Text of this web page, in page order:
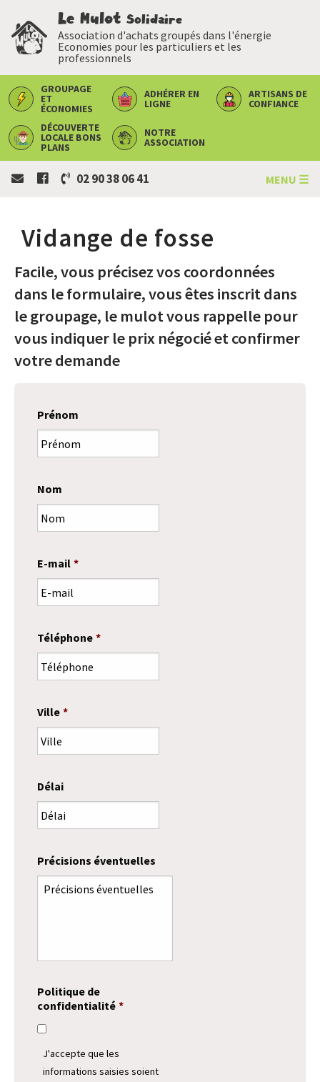
Le Mulot Solidaire
Association d'achats groupés dans l'énergie
Economies pour les particuliers et les
professionnels
GROUPAGE
ET
ÉCONOMIES
ADHÉRER EN
LIGNE
ARTISANS DE
CONFIANCE
DÉCOUVERTE
LOCALE BONS
PLANS
NOTRE
ASSOCIATION
02 90 38 06 41 MENU ☰
Vidange de fosse
Facile, vous précisez vos coordonnées
dans le formulaire, vous êtes inscrit dans
le groupage, le mulot vous rappelle pour
vous indiquer le prix négocié et confirmer
votre demande
Prénom
Nom
E-mail *
Téléphone *
Ville *
Délai
Précisions éventuelles
Politique de
confidentialité *
J'accepte que les
informations saisies soient